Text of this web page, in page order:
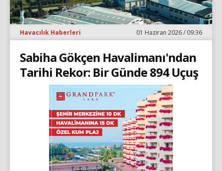
Havacılık Haberleri 01 Haziran 2026 / 09:36
Sabiha Gökçen Havalimanı'ndan
Tarihi Rekor: Bir Günde 894 Uçuş